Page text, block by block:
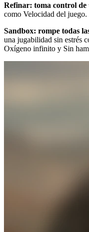
Refinar: toma control de
como Velocidad del juego.
Sandbox: rompe todas
una jugabilidad sin estrés
Oxígeno infinito y Sin